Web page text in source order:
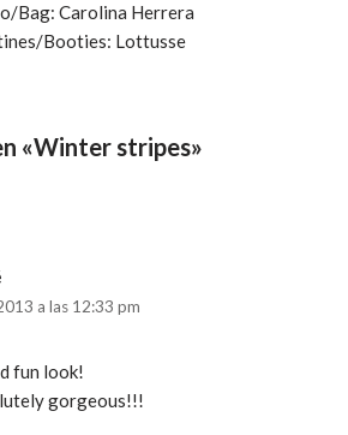
Bag: Carolina Herrera
Booties: Lottusse
«Winter stripes»
a las 12:33 pm
fun look!
gorgeous!!!